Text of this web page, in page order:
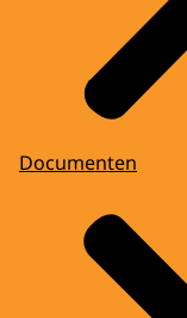
Documenten